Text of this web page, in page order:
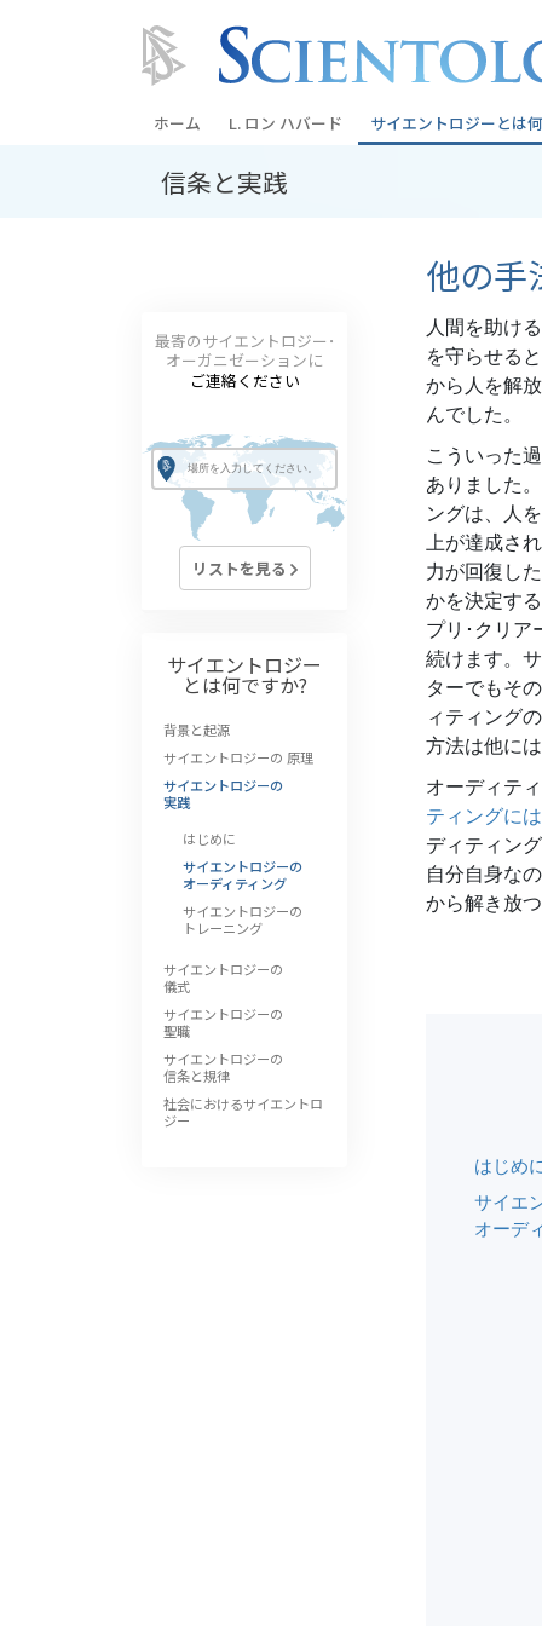
ホーム L. ロン ハバード サイエントロジーとは
サイエントロジストた
ントロジー
サイエントロジストに
教会の内部
サイエントロジーの基本
ダイアネティックスの
愛と憎しみ ―
偉大さとは何か?
信条と実践
他の手
人間を助け
を守らせる
から人を解
んでした。
こういった
ありました
ングは、人
上が達成さ
力が回復し
かを決定す
プリ･クリア
続けます。
ターでもそ
ィティング
方法は他に
オーディテ
ティングに
ディティン
自分自身な
から解き放つ
はじめ
サイエ
オーデ
最寄のサイエントロジー･
オーガニゼーションに
ご連絡ください
リストを見る
サイエントロジー
とは何ですか?
背景と起源
サイエントロジーの 原理
サイエントロジーの
実践
はじめに
サイエントロジーの
オーディティング
サイエントロジーの
トレーニング
サイエントロジーの
儀式
サイエントロジーの
聖職
サイエントロジーの
信条と規律
社会におけるサイエントロ
ジー